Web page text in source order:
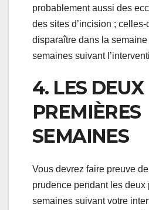
probablement aussi des
des sites d’incision ;
disparaître dans la
semaines suivant
4. LES DEUX
PREMIÈRES
SEMAINES
Vous devrez faire preuve
prudence pendant les deux
semaines suivant votre